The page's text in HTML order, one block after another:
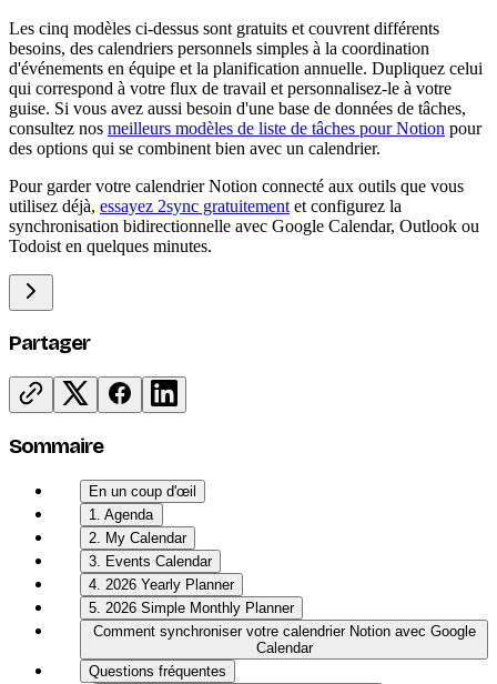
Les cinq modèles ci-dessus sont gratuits et couvrent différents
besoins, des calendriers personnels simples à la coordination
d'événements en équipe et la planification annuelle. Dupliquez celui
qui correspond à votre flux de travail et personnalisez-le à votre
guise. Si vous avez aussi besoin d'une base de données de tâches,
consultez nos meilleurs modèles de liste de tâches pour Notion pour
des options qui se combinent bien avec un calendrier.
Pour garder votre calendrier Notion connecté aux outils que vous
utilisez déjà, essayez 2sync gratuitement et configurez la
synchronisation bidirectionnelle avec Google Calendar, Outlook ou
Todoist en quelques minutes.
Partager
Sommaire
En un coup d'œil
1. Agenda
2. My Calendar
3. Events Calendar
4. 2026 Yearly Planner
5. 2026 Simple Monthly Planner
Comment synchroniser votre calendrier Notion avec Google
Calendar
Questions fréquentes